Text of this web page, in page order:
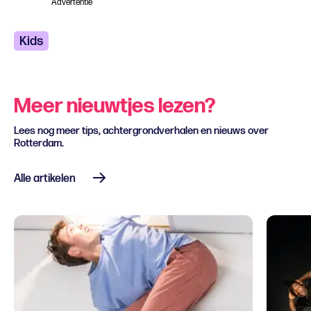
Advertentie
Kids
Meer nieuwtjes lezen?
Lees nog meer tips, achtergrondverhalen en nieuws over
Rotterdam.
Alle artikelen